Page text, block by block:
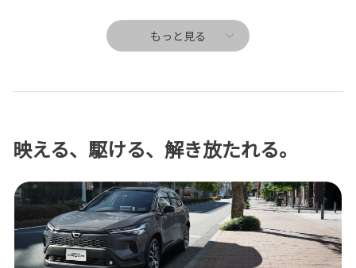
もっと見る
映える、駆ける、解き放たれる。